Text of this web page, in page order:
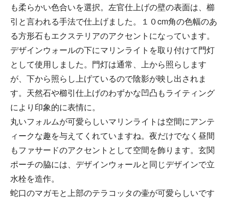
も柔らかい色合いを選択。左官仕上げの壁の表面は、櫛
引と言われる手法で仕上げました。１０cm角の色幅のあ
る方形石もエクステリアのアクセントになっています。
デザインウォールの下にマリンライトを取り付けて門灯
として使用しました。門灯は通常、上から照らします
が、下から照らし上げているので陰影が映し出されま
す。天然石や櫛引仕上げのわずかな凹凸もライティング
により印象的に表情に。
丸いフォルムが可愛らしいマリンライトは空間にアンテ
ィークな趣を与えてくれていますね。夜だけでなく昼間
もファサードのアクセントとして空間を飾ります。玄関
ポーチの脇には、デザインウォールと同じデザインで立
水栓を造作。
蛇口のマガモと上部のテラコッタの壷が可愛らしいです